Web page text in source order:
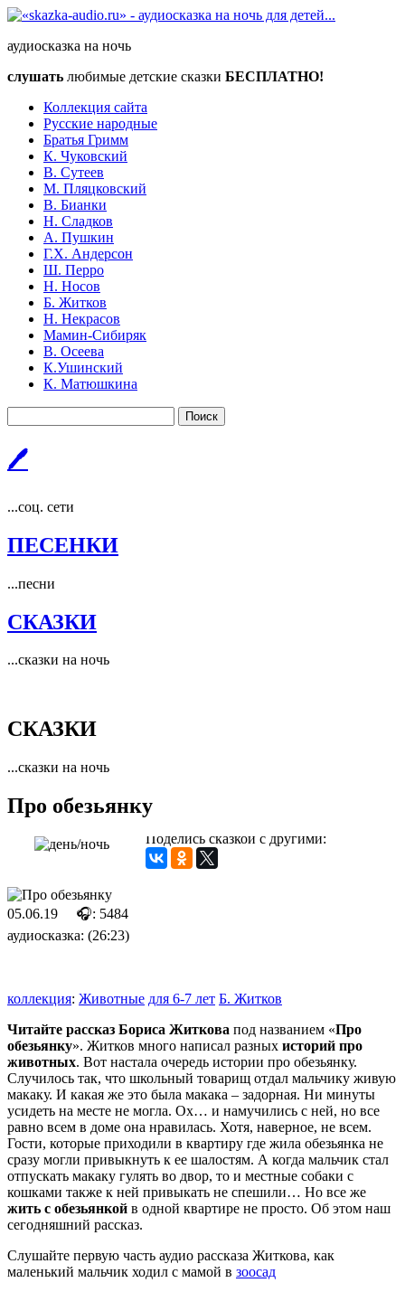
аудиосказка на ночь
слушать любимые детские сказки БЕСПЛАТНО!
Коллекция сайта
Русские народные
Братья Гримм
К. Чуковский
В. Сутеев
М. Пляцковский
В. Бианки
Н. Сладков
А. Пушкин
Г.Х. Андерсон
Ш. Перро
Н. Носов
Б. Житков
Н. Некрасов
Мамин-Сибиряк
В. Осеева
К.Ушинский
К. Матюшкина
Поиск
🖊
...соц. сети
ПЕСЕНКИ
...песни
СКАЗКИ
...сказки на ночь
СКАЗКИ
...сказки на ночь
Про обезьянку
Поделись сказкой с другими:
05.06.19
🎧: 5484
аудиосказка: (26:23)
коллекция: Животные для 6-7 лет Б. Житков
Читайте рассказ Бориса Житкова под названием «Про
обезьянку». Житков много написал разных историй про
животных. Вот настала очередь истории про обезьянку.
Случилось так, что школьный товарищ отдал мальчику живую
макаку. И какая же это была макака – задорная. Ни минуты
усидеть на месте не могла. Ох… и намучились с ней, но все
равно всем в доме она нравилась. Хотя, наверное, не всем.
Гости, которые приходили в квартиру где жила обезьянка не
сразу могли привыкнуть к ее шалостям. А когда мальчик стал
отпускать макаку гулять во двор, то и местные собаки с
кошками также к ней привыкать не спешили… Но все же
жить с обезьянкой в одной квартире не просто. Об этом наш
сегодняшний рассказ.
Слушайте первую часть аудио рассказа Житкова, как
маленький мальчик ходил с мамой в зоосад